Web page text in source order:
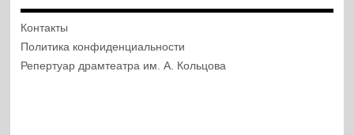
Контакты
Политика конфиденциальности
Репертуар драмтеатра им. А. Кольцова